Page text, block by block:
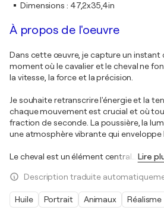
Dimensions : 47,2x35,4in
À propos de l'oeuvre
Dans cette œuvre, je capture un instant
moment où le cavalier et le cheval ne
la vitesse, la force et la précision.
Je souhaite retranscrire l'énergie et la
chaque mouvement est crucial et où
fraction de seconde. La poussière, la
une atmosphère vibrante qui enveloppe
Le cheval est un élément central Lire
Description traduite
Huile Portrait Animaux Réalisme